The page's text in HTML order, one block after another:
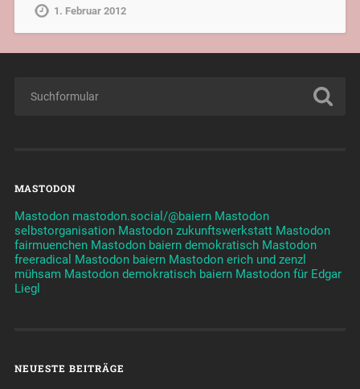
1. Februar 2012
MASTODON
Mastodon mastodon.social/@baiern Mastodon
selbstorganisation Mastodon zukunftswerkstatt Mastodon
fairmuenchen Mastodon baiern demokratisch Mastodon
freeradical Mastodon baiern Mastodon erich und zenzl
mühsam Mastodon demokratisch baiern Mastodon für Edgar
Liegl
NEUESTE BEITRÄGE